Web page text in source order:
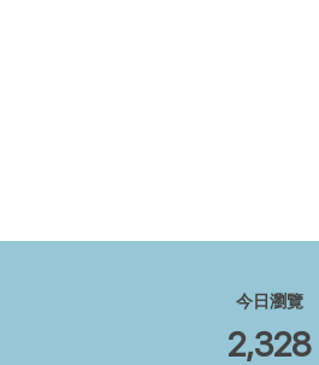
今日瀏覽
2,328